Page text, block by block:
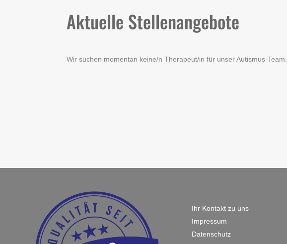
Aktuelle Stellenangebote
Wir suchen momentan keine/n Therapeut/in für unser Autismus-Team.
Ihr Kontakt zu uns
Impressum
Datenschutz